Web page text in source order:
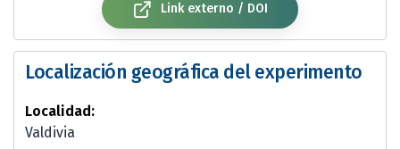
Link externo / DOI
Localización geográfica del experimento
Localidad:
Valdivia